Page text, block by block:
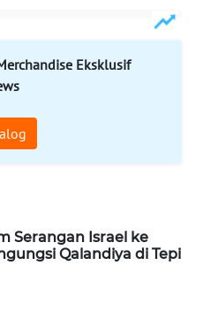
Eksklusif
Serangan Israel ke
Qalandiya di Tepi